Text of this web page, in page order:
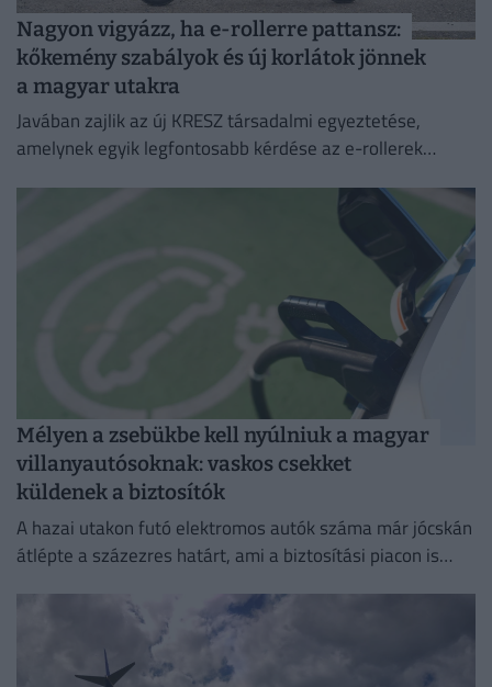
Nagyon vigyázz, ha e-rollerre pattansz:
kőkemény szabályok és új korlátok jönnek
a magyar utakra
Javában zajlik az új KRESZ társadalmi egyeztetése,
amelynek egyik legfontosabb kérdése az e-rollerek
Mélyen a zsebükbe kell nyúlniuk a magyar
villanyautósoknak: vaskos csekket
küldenek a biztosítók
A hazai utakon futó elektromos autók száma már jócskán
átlépte a százezres határt, ami a biztosítási piacon is